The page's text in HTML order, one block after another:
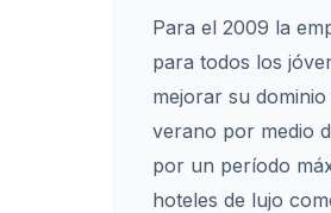
Para el 2009 la
para todos los
mejorar su
verano por medio
por un período
hoteles de lujo